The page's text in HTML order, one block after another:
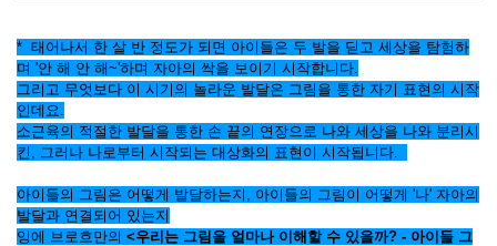
* 태어나서 한 살 반 정도가 되면 아이들은 두 발을 딛고 세상을 탐험하
며 '안 해 안 해~'하며 자아의 싹을 보이기 시작합니다.
그리고 무엇보다 이 시기의 놀라운 발달은 그림을 통한 자기 표현의 시작
인데요.
소근육의 적절한 발달을 통한 손 끝의 연장으로 나와 세상을 나와 분리시
킨, 그러나 나로부터 시작되는 대상화의 표현이 시작됩니다.
아이들의 그림은 어떻게 발달하는지, 아이들의 그림이 어떻게 '나' 자아의
발달과 연결되어 있는지
잉에 브로흐만의 <우리는 그림을 얼마나 이해할 수 있을까? - 아이들 그